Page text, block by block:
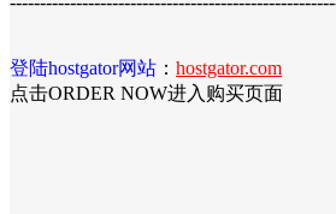
登陆hostgator网站 ： hostgator.com
点击ORDER NOW进入购买页面